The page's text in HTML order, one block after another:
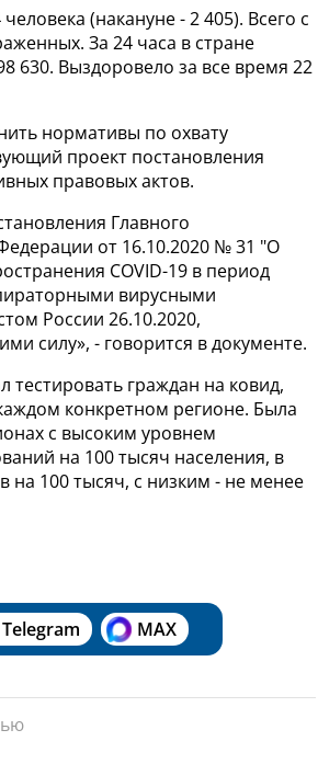
(накануне - 2 405). Всего с
За 24 часа в стране
630. Выздоровело за все время 22
нормативы по охвату
проект постановления
правовых актов.
Главного
от 16.10.2020 № 31 "О
COVID-19 в период
вирусными
России 26.10.2020,
силу», - говорится в документе.
тестировать граждан на ковид,
конкретном регионе. Была
с высоким уровнем
на 100 тысяч населения, в
на 100 тысяч, с низким - не менее
Telegram MAX